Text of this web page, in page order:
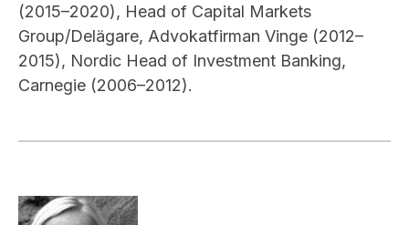
(2015–2020), Head of Capital Markets
Group/Delägare, Advokatfirman Vinge (2012–
2015), Nordic Head of Investment Banking,
Carnegie (2006–2012).